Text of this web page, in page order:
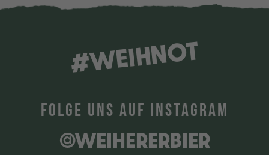
#WEIHNOT
FOLGE UNS AUF INSTAGRAM
@WEIHERERBIER